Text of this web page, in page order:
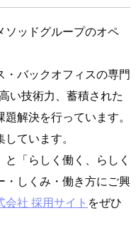
ソッドグループのオペ
バックオフィスの専門
い技術力、蓄積された
解決を行っています。
ています。
と「らしく働く、らしく
・しくみ・働き方にご興
社 採用サイト をぜひ